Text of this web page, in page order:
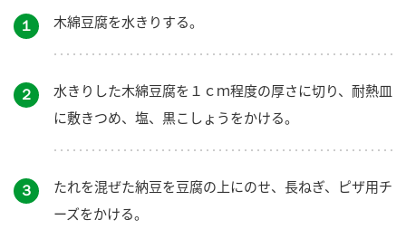
１ 木綿豆腐を水きりする。
２
水きりした木綿豆腐を１ｃｍ程度の厚さに切り、耐熱皿
に敷きつめ、塩、黒こしょうをかける。
３
たれを混ぜた納豆を豆腐の上にのせ、長ねぎ、ピザ用チ
ーズをかける。